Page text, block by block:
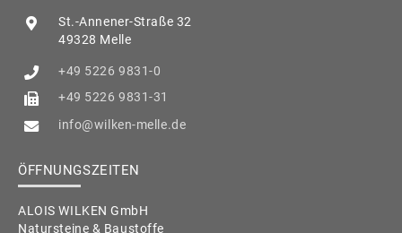
St.-Annener-Straße 32
49328 Melle
+49 5226 9831-0
+49 5226 9831-31
info@wilken-melle.de
ÖFFNUNGSZEITEN
ALOIS WILKEN GmbH
Natursteine & Baustoffe